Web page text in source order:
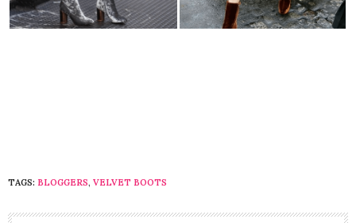
TAGS: BLOGGERS, VELVET BOOTS